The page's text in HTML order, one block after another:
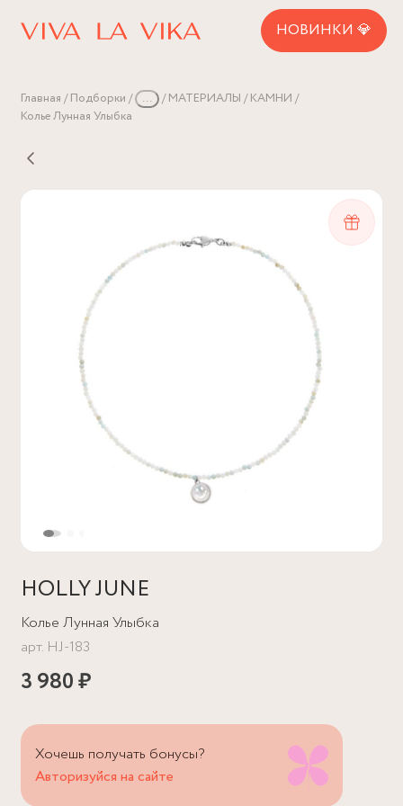
НОВИНКИ 💎
Главная Подборки ... МАТЕРИАЛЫ
КАМНИ
Колье Лунная Улыбка
HOLLY JUNE
Колье Лунная Улыбка
арт. HJ-183
3 980 ₽
Хочешь получать бонусы?
Авторизуйся на сайте